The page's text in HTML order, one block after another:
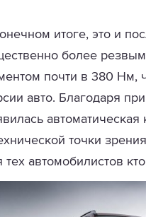
итоге, это и
более
почти в 380 Нм,
авто. Благодаря
точки
тех автомобилистов